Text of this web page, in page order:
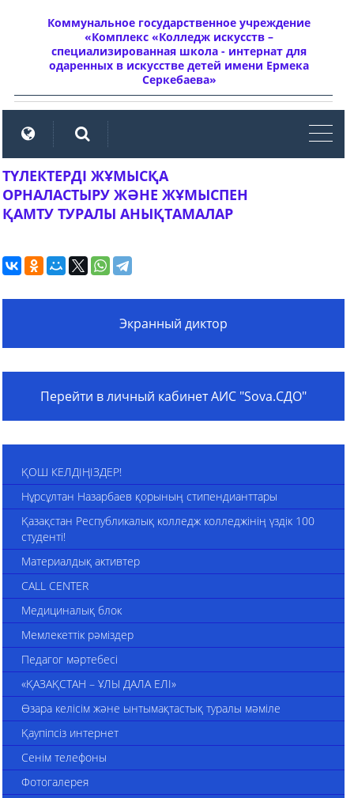
Коммунальное государственное учреждение
«Комплекс «Колледж искусств –
специализированная школа - интернат для
одаренных в искусстве детей имени Ермека
Серкебаева»
ТҮЛЕКТЕРДІ ЖҰМЫСҚА
ОРНАЛАСТЫРУ ЖӘНЕ ЖҰМЫСПЕН
ҚАМТУ ТУРАЛЫ АНЫҚТАМАЛАР
Экранный диктор
Перейти в личный кабинет АИС "Sova.СДО"
ҚОШ КЕЛДІҢІЗДЕР!
Нұрсұлтан Назарбаев қорының стипендианттары
Қазақстан Республикалық колледж колледжінің үздік 100
студенті!
Материалдық активтер
CALL CENTER
Медициналық блок
Мемлекеттік рәміздер
Педагог мәртебесі
«ҚАЗАҚСТАН – ҰЛЫ ДАЛА ЕЛІ»
Өзара келісім және ынтымақтастық туралы мәміле
Қаупіпсіз интернет
Сенім телефоны
Фотогалерея